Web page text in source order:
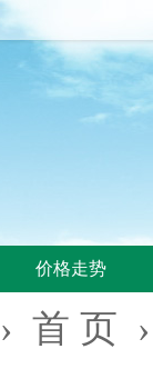
价格走势
首 页